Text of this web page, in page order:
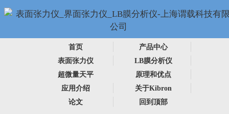
首页
产品中心
表面张力仪
LB膜分析仪
超微量天平
原理和优点
应用介绍
关于Kibron
论文
回到顶部